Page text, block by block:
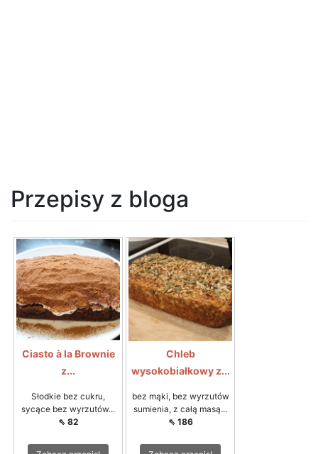
Przepisy z bloga
Ciasto à la Brownie
z...
Słodkie bez cukru,
sycące bez wyrzutów...
⇖ 82
Chleb
wysokobiałkowy z...
bez mąki, bez wyrzutów
sumienia, z całą masą...
⇖ 186